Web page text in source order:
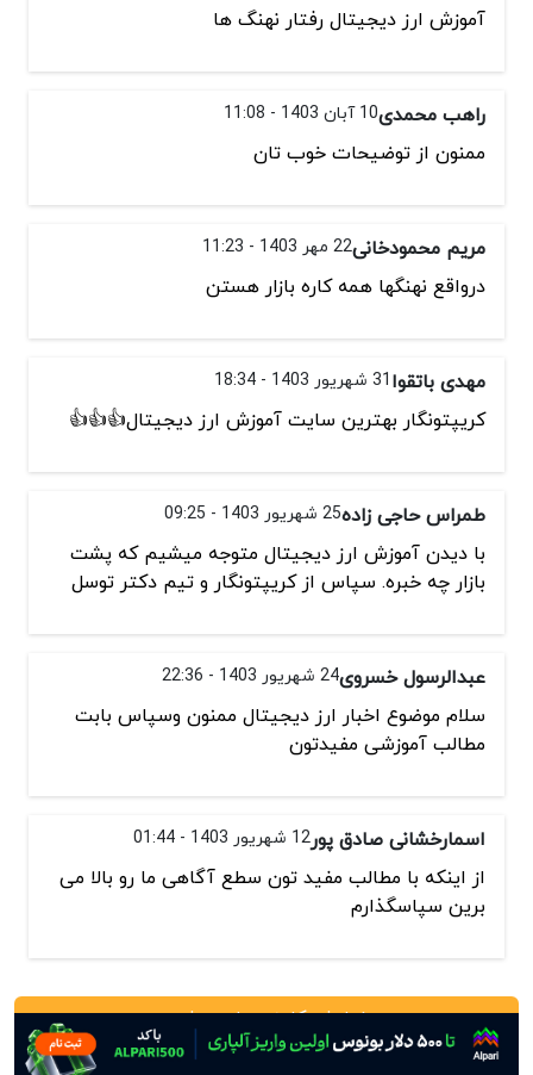
آموزش ارز دیجیتال رفتار نهنگ ها
راهب محمدی10 آبان 1403 - 11:08
ممنون از توضیحات خوب تان
مریم محمودخانی22 مهر 1403 - 11:23
درواقع نهنگها همه کاره بازار هستن
مهدی باتقوا31 شهریور 1403 - 18:34
کریپتونگار بهترین سایت آموزش ارز دیجیتال👍👍👍
طمراس حاجی زاده25 شهریور 1403 - 09:25
با دیدن آموزش ارز دیجیتال متوجه میشیم که پشت
بازار چه خبره. سپاس از کریپتونگار و تیم دکتر توسل
عبدالرسول خسروی24 شهریور 1403 - 22:36
سلام موضوع اخبار ارز دیجیتال ممنون وسپاس بابت
مطالب آموزشی مفیدتون
اسمارخشانی صادق پور12 شهریور 1403 - 01:44
از اینکه با مطالب مفید تون سطع آگاهی ما رو بالا می
برین سپاسگذارم
نمایش کامنت‌های بیشتر